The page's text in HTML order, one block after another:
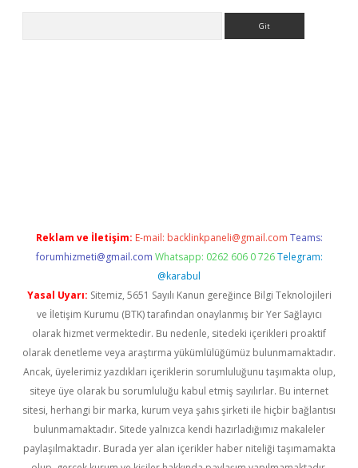
Reklam ve İletişim: E-mail: backlinkpaneli@gmail.com Teams:
forumhizmeti@gmail.com Whatsapp: 0262 606 0 726 Telegram:
@karabul
Yasal Uyarı: Sitemiz, 5651 Sayılı Kanun gereğince Bilgi Teknolojileri
ve İletişim Kurumu (BTK) tarafından onaylanmış bir Yer Sağlayıcı
olarak hizmet vermektedir. Bu nedenle, sitedeki içerikleri proaktif
olarak denetleme veya araştırma yükümlülüğümüz bulunmamaktadır.
Ancak, üyelerimiz yazdıkları içeriklerin sorumluluğunu taşımakta olup,
siteye üye olarak bu sorumluluğu kabul etmiş sayılırlar. Bu internet
sitesi, herhangi bir marka, kurum veya şahıs şirketi ile hiçbir bağlantısı
bulunmamaktadır. Sitede yalnızca kendi hazırladığımız makaleler
paylaşılmaktadır. Burada yer alan içerikler haber niteliği taşımamakta